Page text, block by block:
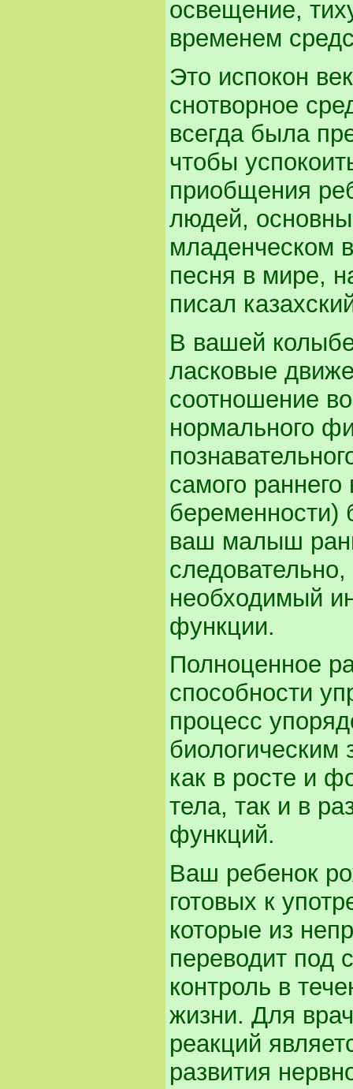
освещение,
временем
Это испокон
снотворное
всегда была
чтобы
приобщения
людей,
младенческом
песня в мире,
писал
В вашей
ласковые
соотношение
нормального
самого
беременности)
ваш малыш
необходимый
функции.
Полноценное
способности
процесс
биологическим
как в росте и
тела, так и в
функций.
Ваш ребенок
готовых к
которые из
переводит под
контроль в
жизни. Для
реакций
развития